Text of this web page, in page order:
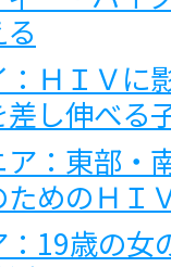
：ＨＩＶに
差し伸べる
ア：東部・
ためのＨＩ
19歳の女